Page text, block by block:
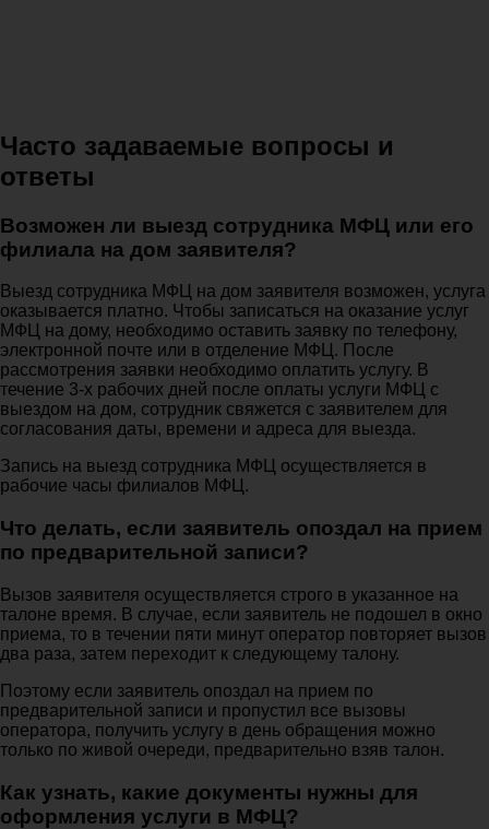
Часто задаваемые вопросы и
ответы
Возможен ли выезд сотрудника МФЦ или его
филиала на дом заявителя?
Выезд сотрудника МФЦ на дом заявителя возможен, услуга
оказывается платно. Чтобы записаться на оказание услуг
МФЦ на дому, необходимо оставить заявку по телефону,
электронной почте или в отделение МФЦ. После
рассмотрения заявки необходимо оплатить услугу. В
течение 3-х рабочих дней после оплаты услуги МФЦ с
выездом на дом, сотрудник свяжется с заявителем для
согласования даты, времени и адреса для выезда.
Запись на выезд сотрудника МФЦ осуществляется в
рабочие часы филиалов МФЦ.
Что делать, если заявитель опоздал на прием
по предварительной записи?
Вызов заявителя осуществляется строго в указанное на
талоне время. В случае, если заявитель не подошел в окно
приема, то в течении пяти минут оператор повторяет вызов
два раза, затем переходит к следующему талону.
Поэтому если заявитель опоздал на прием по
предварительной записи и пропустил все вызовы
оператора, получить услугу в день обращения можно
только по живой очереди, предварительно взяв талон.
Как узнать, какие документы нужны для
оформления услуги в МФЦ?